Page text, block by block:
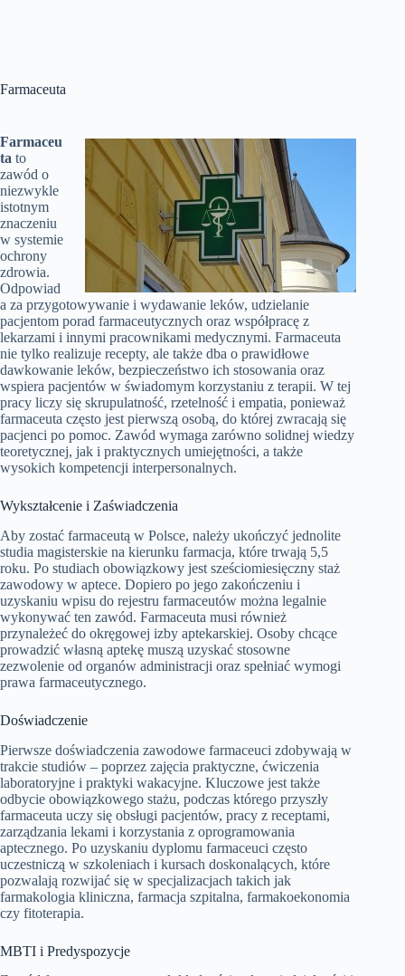
Farmaceuta
Farmaceu
ta to
zawód o
niezwykle
istotnym
znaczeniu
w systemie
ochrony
zdrowia.
Odpowiad
a za przygotowywanie i wydawanie leków, udzielanie
pacjentom porad farmaceutycznych oraz współpracę z
lekarzami i innymi pracownikami medycznymi. Farmaceuta
nie tylko realizuje recepty, ale także dba o prawidłowe
dawkowanie leków, bezpieczeństwo ich stosowania oraz
wspiera pacjentów w świadomym korzystaniu z terapii. W tej
pracy liczy się skrupulatność, rzetelność i empatia, ponieważ
farmaceuta często jest pierwszą osobą, do której zwracają się
pacjenci po pomoc. Zawód wymaga zarówno solidnej wiedzy
teoretycznej, jak i praktycznych umiejętności, a także
wysokich kompetencji interpersonalnych.
Wykształcenie i Zaświadczenia
Aby zostać farmaceutą w Polsce, należy ukończyć jednolite
studia magisterskie na kierunku farmacja, które trwają 5,5
roku. Po studiach obowiązkowy jest sześciomiesięczny staż
zawodowy w aptece. Dopiero po jego zakończeniu i
uzyskaniu wpisu do rejestru farmaceutów można legalnie
wykonywać ten zawód. Farmaceuta musi również
przynależeć do okręgowej izby aptekarskiej. Osoby chcące
prowadzić własną aptekę muszą uzyskać stosowne
zezwolenie od organów administracji oraz spełniać wymogi
prawa farmaceutycznego.
Doświadczenie
Pierwsze doświadczenia zawodowe farmaceuci zdobywają w
trakcie studiów – poprzez zajęcia praktyczne, ćwiczenia
laboratoryjne i praktyki wakacyjne. Kluczowe jest także
odbycie obowiązkowego stażu, podczas którego przyszły
farmaceuta uczy się obsługi pacjentów, pracy z receptami,
zarządzania lekami i korzystania z oprogramowania
aptecznego. Po uzyskaniu dyplomu farmaceuci często
uczestniczą w szkoleniach i kursach doskonalących, które
pozwalają rozwijać się w specjalizacjach takich jak
farmakologia kliniczna, farmacja szpitalna, farmakoekonomia
czy fitoterapia.
MBTI i Predyspozycje